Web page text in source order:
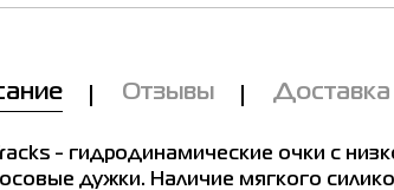
для плавания Arena TRACKS
92341-055
Отзывы Доставка
- гидродинамические очки с
дужки. Наличие мягкого